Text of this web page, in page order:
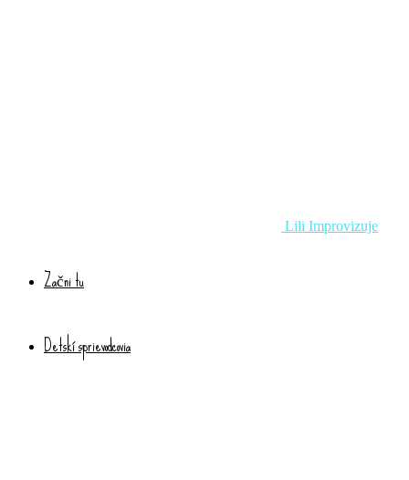
Lili Improvizuje
Začni tu
Detskí sprievodcovia